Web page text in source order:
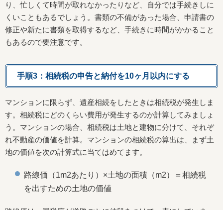
り、忙しくて時間が取れなかったりなど、自分では手続きしに
くいこともあるでしょう。書類の不備があった場合、申請書の
修正や新たに書類を取得するなど、手続きに時間がかかること
もあるので要注意です。
手順3：相続税の申告と納付を10ヶ月以内にする
マンションに限らず、遺産相続をしたときは相続税が発生しま
す。相続税にどのくらい費用が発生するのか計算してみましょ
う。マンションの場合、相続税は土地と建物に分けて、それぞ
れ不動産の価値を計算。マンションの相続税の算出は、まず土
地の価値を次の計算式に当てはめてます。
路線価（1m2あたり）×土地の面積（m2）＝相続税
を出すための土地の価値